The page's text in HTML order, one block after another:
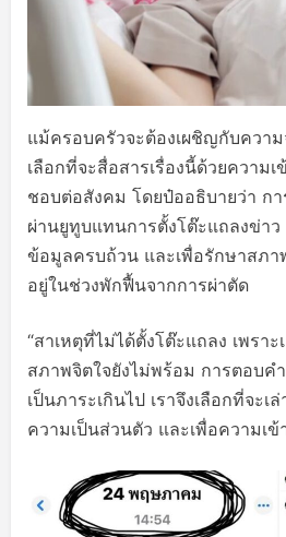
แม้ครอบครัวจะต้องเผชิญกับควา
เลือกที่จะสื่อสารเรื่องนี้ด้วยความ
ชอบต่อสังคม โดยป๋ออธิบายว่า ก
ผ่านยูทูบแทนการตั้งโต๊ะแถลงข่าว
ข้อมูลครบถ้วน และเพื่อรักษาสภา
อยู่ในช่วงพักฟื้นจากการผ่าตัด
“สาเหตุที่ไม่ได้ตั้งโต๊ะแถลง เพรา
สภาพจิตใจยังไม่พร้อม การตอบค
เป็นภาระเกินไป เราจึงเลือกที่จะ
ความเป็นส่วนตัว และเพื่อความเ